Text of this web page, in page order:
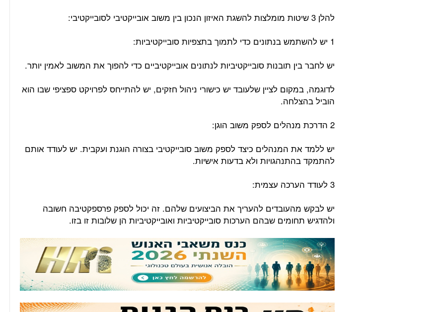
להלן 3 שיטות מומלצות להשגת האיזון הנכון בין משוב אובייקטיבי לסובייקטיבי:
1 יש להשתמש בנתונים כדי לתמוך בתצפיות סובייקטיביות:
יש לחבר בין תובנות סובייקטיביות לנתונים אובייקטיביים כדי להפוך את המשוב לאמין יותר.
לדוגמה, במקום לציין שלעובד יש כישורי ניהול חזקים, יש להתייחס לפרויקט ספציפי שבו הוא
הוביל בהצלחה.
2 הדרכת מנהלים לספק משוב הוגן:
יש ללמד את המנהלים כיצד לספק משוב סובייקטיבי בצורה הוגנת ועקבית. יש לעודד אותם
להתמקד בהתנהגויות ולא בדעות אישיות.
3 לעודד הערכה עצמית:
יש לבקש מהעובדים להעריך את הביצועים שלהם. זה יכול לספק פרספקטיבה חשובה
ולהדגיש תחומים שבהם הערכות סובייקטיביות ואובייקטיביות הן שלובות זו בזו.